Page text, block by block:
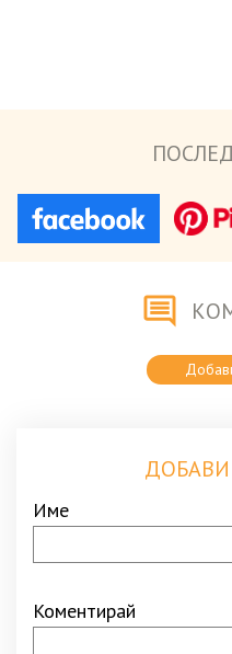
Име
Коментирай